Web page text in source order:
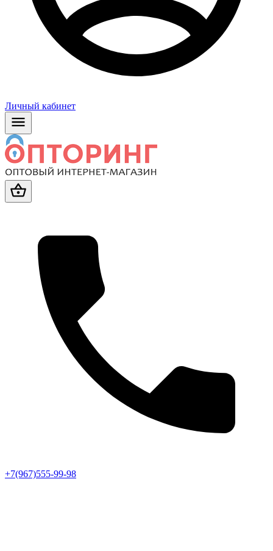
Личный кабинет
+7(967)555-99-98